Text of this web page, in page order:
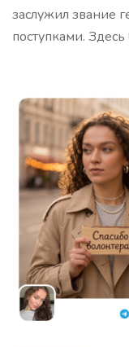
трендов.
исследование
Темы для
5 тем для
интересны
заслужил звание
поступками. Здесь